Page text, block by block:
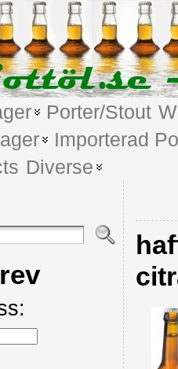
Porter/Stout
Importerad
Diverse